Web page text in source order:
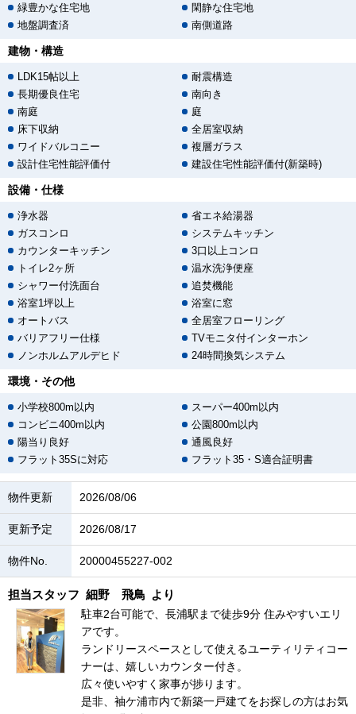
緑豊かな住宅地
閑静な住宅地
地盤調査済
南側道路
建物・構造
LDK15帖以上
耐震構造
長期優良住宅
南向き
南庭
庭
床下収納
全居室収納
ワイドバルコニー
複層ガラス
設計住宅性能評価付
建設住宅性能評価付(新築時)
設備・仕様
浄水器
省エネ給湯器
ガスコンロ
システムキッチン
カウンターキッチン
3口以上コンロ
トイレ2ヶ所
温水洗浄便座
シャワー付洗面台
追焚機能
浴室1坪以上
浴室に窓
オートバス
全居室フローリング
バリアフリー仕様
TVモニタ付インターホン
ノンホルムアルデヒド
24時間換気システム
環境・その他
小学校800m以内
スーパー400m以内
コンビニ400m以内
公園800m以内
陽当り良好
通風良好
フラット35Sに対応
フラット35・S適合証明書
物件更新 2026/08/06
更新予定 2026/08/17
物件No. 20000455227-002
担当スタッフ 細野 飛鳥 より
駐車2台可能で、長浦駅まで徒歩9分 住みやすいエリ
アです。
ランドリースペースとして使えるユーティリティコー
ナーは、嬉しいカウンター付き。
広々使いやすく家事が捗ります。
是非、袖ケ浦市内で新築一戸建てをお探しの方はお気